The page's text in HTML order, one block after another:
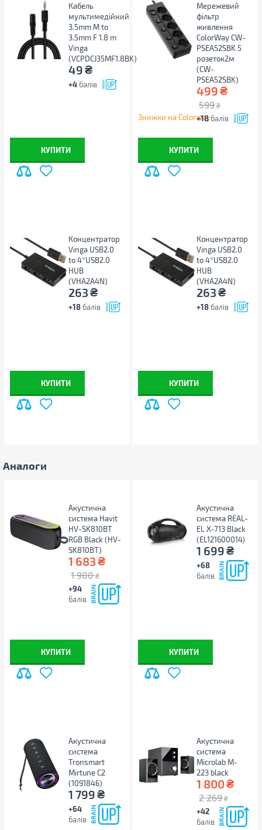
Кабель
мультимедійний
3.5mm M to
3.5mm F 1.8 m
Vinga
(VCPDCJ35MF1.8BK)
49₴
+4 балів
КУПИТИ
Мережевий
фільтр
живлення
ColorWay CW-
PSEA52SBK 5
розеток2м
(CW-
PSEA52SBK)
499₴
599 ₴
+18балів
Знижки на Colorway
КУПИТИ
Концентратор
Vinga USB2.0
to 4*USB2.0
HUB
(VHA2A4N)
263₴
+18 балів
КУПИТИ
Концентратор
Vinga USB2.0
to 4*USB2.0
HUB
(VHA2A4N)
263₴
+18 балів
КУПИТИ
Аналоги
Акустична
система Havit
HV-SK810BT
RGB Black (HV-
SK810BT)
1 683₴
1 980 ₴
+94
балів
КУПИТИ
Акустична
система REAL-
EL X-713 Black
(EL121600014)
1 699₴
+68
балів
КУПИТИ
Акустична
система
Tronsmart
Mirtune C2
(1091846)
1 799₴
+64
балів
Акустична
система
Microlab M-
223 black
1 800₴
2 269 ₴
+42
балів